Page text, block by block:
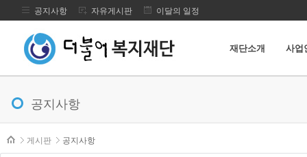
메뉴 건너뛰기
공지사항 자유게시판 이달의 일정
재단소개 사업
공지사항
본문시작
게시판
공지사항